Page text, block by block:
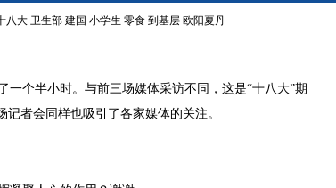
八大 卫生部 建国 小学生 零食 到基层 欧阳夏丹
个半小时。与前三场媒体采访不同，这是“十八大”期
者会同样也吸引了各家媒体的关注。